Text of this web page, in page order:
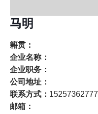
马明
籍贯：
企业名称：
企业职务：
公司地址：
联系方式： 15257362777
邮箱：